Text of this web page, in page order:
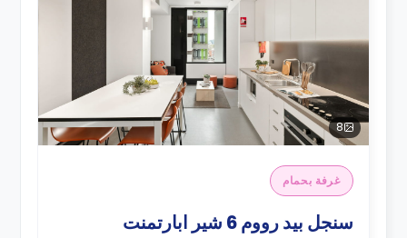
8
غرفة بحمام
سنجل بيد رووم 6 شير ابارتمنت